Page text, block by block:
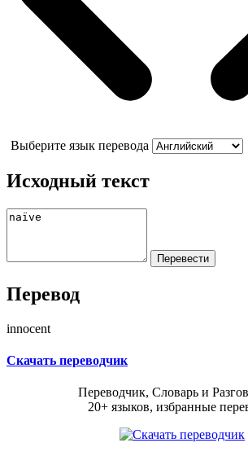
Выберите язык перевода
Исходный текст
Перевод
innocent
Скачать переводчик
Переводчик, Словарь и
20+ языков, избранные